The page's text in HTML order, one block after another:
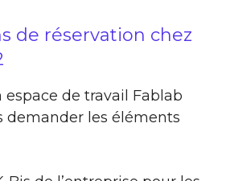
de réservation chez
espace de travail Fablab
demander les éléments